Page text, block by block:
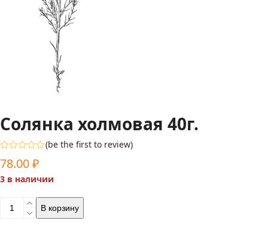
Солянка холмовая 40г.
0
5
(be the first to review)
78.00₽
3 в наличии
Количество
товара
В корзину